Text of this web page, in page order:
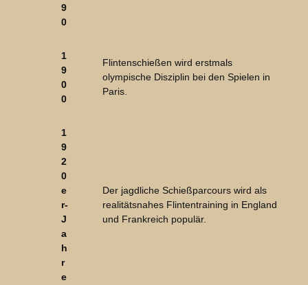
9
0
1
9
0
0
Flintenschießen wird erstmals
olympische Disziplin bei den Spielen in
Paris.
1
9
2
0
e
r-
J
a
h
r
e
Der jagdliche Schießparcours wird als
realitätsnahes Flintentraining in England
und Frankreich populär.